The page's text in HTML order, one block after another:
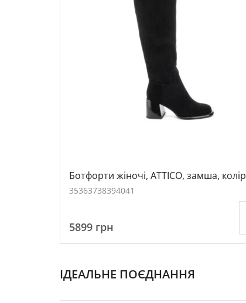
Ботфорти жіночі, ATTICO, замша, колір
чорний, 114858
35363738394041
5899 грн
ІДЕАЛЬНЕ ПОЄДНАННЯ